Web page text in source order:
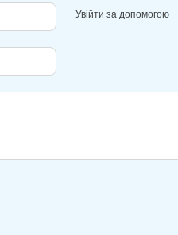
Увійти за допомогою